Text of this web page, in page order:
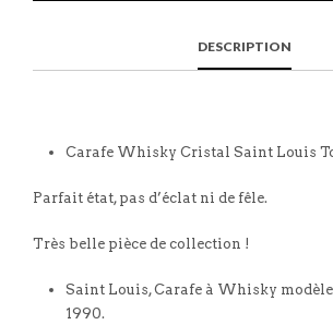
DESCRIPTION
Carafe Whisky Cristal Saint Louis
Parfait état, pas d’éclat ni de fêle.
Très belle pièce de collection !
Saint Louis, Carafe à Whisky modèle
1990.